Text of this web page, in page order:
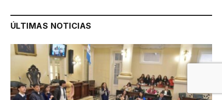
ÚLTIMAS NOTICIAS